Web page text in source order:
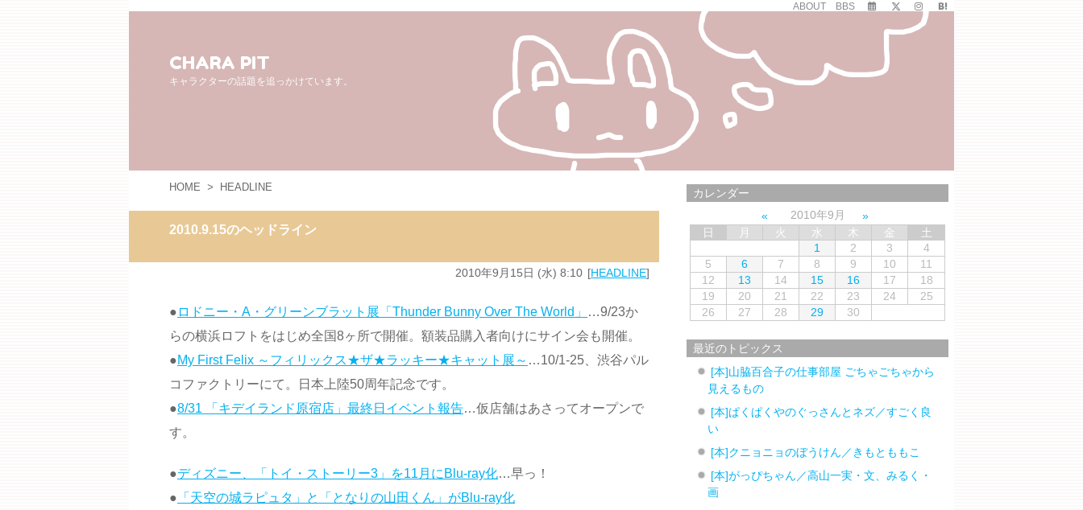
ABOUT BBS
CHARA PIT
キャラクターの話題を追っかけています。
HOME > HEADLINE
2010.9.15のヘッドライン
2010年9月15日 (水) 8:10 HEADLINE
● ロドニー・A・グリーンブラット展「Thunder Bunny Over The World」
…9/23か
らの横浜ロフトをはじめ全国8ヶ所で開催。額装品購入者向けにサイン会も開催。
●My First Felix ～フィリックス★ザ★ラッキー★キャット展～ …10/1-25、渋谷パル
コファクトリーにて。日本上陸50周年記念です。
●8/31 「キデイランド原宿店」最終日イベント報告…仮店舗はあさってオープンで
す。
●ディズニー、「トイ・ストーリー3」を11月にBlu-ray化…早っ！
● 「天空の城ラピュタ」と「となりの山田くん」がBlu-ray化
カレンダー
2010年9月
日
月 火 水 木 金
土
1
2 3
4
5
6 7 8 9 10
11
12
13 14 15 16 17
18
19
20 21 22 23 24
25
26
27 28 29 30
最近のトピックス
[本]山脇百合子の仕事部屋 ごちゃごちゃから
見えるもの
[本]ぱくぱくやのぐっさんとネズ／すごく良
い
[本]クニョニョのぼうけん／きもとももこ
[本]がっぴちゃん／高山一実・文、みるく・
画